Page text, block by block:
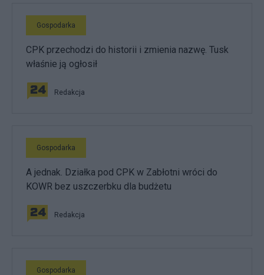
Gospodarka
CPK przechodzi do historii i zmienia nazwę. Tusk
właśnie ją ogłosił
Redakcja
Gospodarka
A jednak. Działka pod CPK w Zabłotni wróci do
KOWR bez uszczerbku dla budżetu
Redakcja
Gospodarka